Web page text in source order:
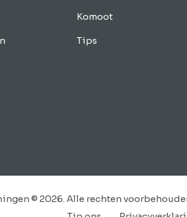
Komoot
Tips
© 2026. Alle rechten